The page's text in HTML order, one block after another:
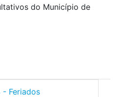
do Município de
- Feriados